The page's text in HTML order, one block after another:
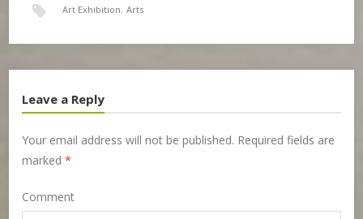
Art Exhibition, Arts
Leave a Reply
Your email address will not be published. Required fields are
marked*
Comment